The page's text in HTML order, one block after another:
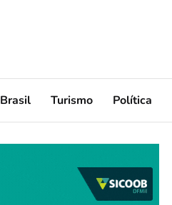
Brasil Turismo Política